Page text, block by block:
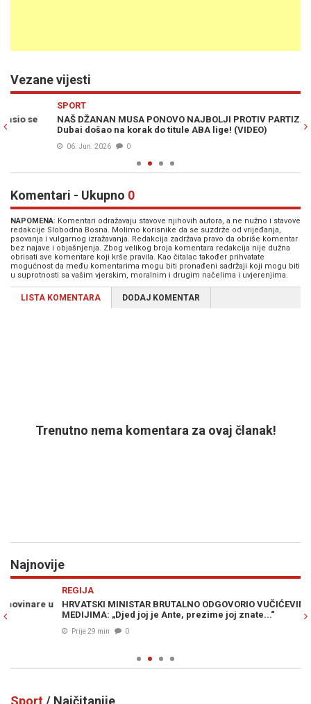
Vezane vijesti
NAŠ DŽANAN MUSA PONOVO NAJBOLJI PROTIV PARTIZANA:
Dubai došao na korak do titule ABA lige! (VIDEO)
06. Jun. 2026 0
Komentari - Ukupno 0
NAPOMENA: Komentari odražavaju stavove njihovih autora, a ne nužno i stavove
redakcije Slobodna Bosna. Molimo korisnike da se suzdrže od vrijeđanja,
psovanja i vulgarnog izražavanja. Redakcija zadržava pravo da obriše komentar
bez najave i objašnjenja. Zbog velikog broja komentara redakcija nije dužna
obrisati sve komentare koji krše pravila. Kao čitalac također prihvatate
mogućnost da među komentarima mogu biti pronađeni sadržaji koji mogu biti
u suprotnosti sa vašim vjerskim, moralnim i drugim načelima i uvjerenjima.
LISTA KOMENTARA DODAJ KOMENTAR
Trenutno nema komentara za ovaj članak!
Najnovije
HRVATSKI MINISTAR BRUTALNO ODGOVORIO VUČIĆEVIM
MEDIJIMA: „Djed joj je Ante, prezime joj znate...“
0
Sport/ Najčitanije